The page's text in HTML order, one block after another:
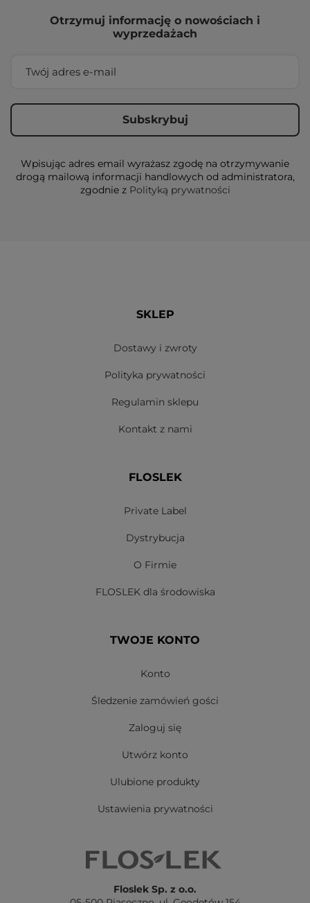
Otrzymuj informację o nowościach i
wyprzedażach
Wpisując adres email wyrażasz zgodę na otrzymywanie
drogą mailową informacji handlowych od administratora,
zgodnie z Polityką prywatności
SKLEP
Dostawy i zwroty
Polityka prywatności
Regulamin sklepu
Kontakt z nami
FLOSLEK
Private Label
Dystrybucja
O Firmie
FLOSLEK dla środowiska
TWOJE KONTO
Konto
Śledzenie zamówień gości
Zaloguj się
Utwórz konto
Ulubione produkty
Ustawienia prywatności
Floslek Sp. z o.o.